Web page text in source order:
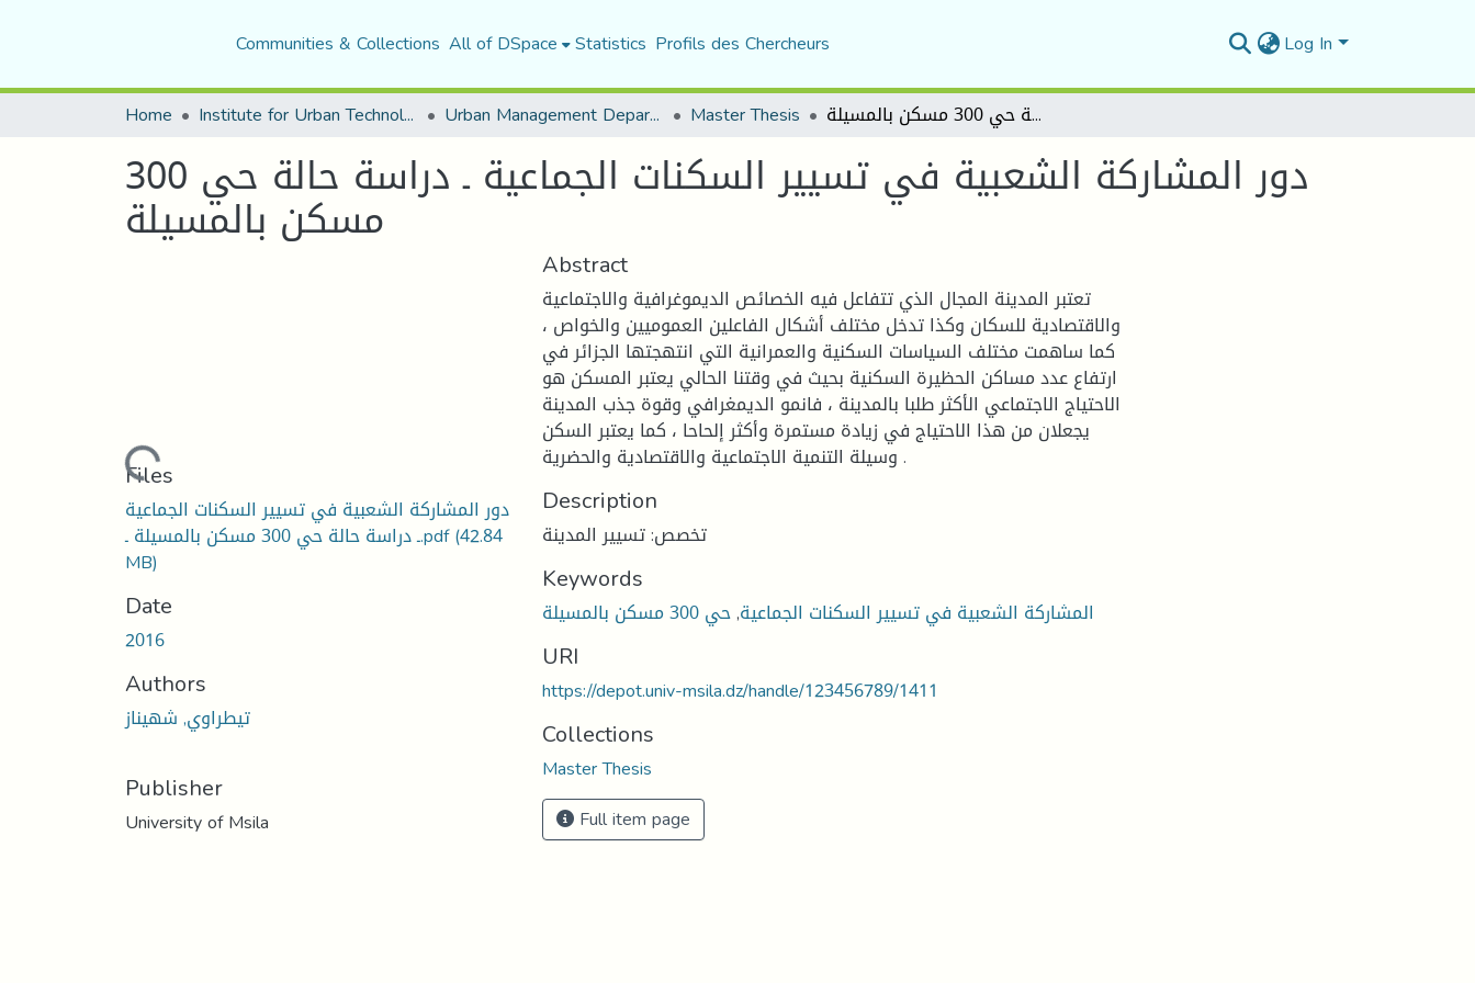
Communities & Collections All of DSpace Statistics Profils des Chercheurs Log In
Home Institute for Urban Technology Management Urban Management Department Master Thesis دور المشاركة الشعبية في تسيير السكنات الجماعية ـ دراسة حالة حي 300 مسكن بالمسيلة
دور المشاركة الشعبية في تسيير السكنات الجماعية ـ دراسة حالة حي 300
مسكن بالمسيلة
Loading...
Files
دور المشاركة الشعبية في تسيير السكنات الجماعية
ـ دراسة حالة حي 300 مسكن بالمسيلة ـ.pdf(42.84
MB)
Date
2016
Authors
تيطراوي, شهيناز
Publisher
University of Msila
Abstract
تعتبر المدينة المجال الذي تتفاعل فيه الخصائص الديموغرافية والاجتماعية
والاقتصادية للسكان وكذا تدخل مختلف أشكال الفاعلين العموميين والخواص ،
كما ساهمت مختلف السياسات السكنية والعمرانية التي انتهجتها الجزائر في
ارتفاع عدد مساكن الحظيرة السكنية بحيث في وقتنا الحالي يعتبر المسكن هو
الاحتياج الاجتماعي الأكثر طلبا بالمدينة ، فانمو الديمغرافي وقوة جذب المدينة
يجعلان من هذا الاحتياج في زيادة مستمرة وأكثر إلحاحا ، كما يعتبر السكن
وسيلة التنمية الاجتماعية والاقتصادية والحضرية .
Description
تخصص: تسيير المدينة
Keywords
المشاركة الشعبية في تسيير السكنات الجماعية,حي 300 مسكن بالمسيلة
URI
https://depot.univ-msila.dz/handle/123456789/1411
Collections
Master Thesis
Full item page